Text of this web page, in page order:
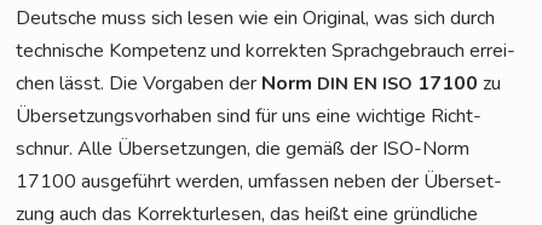
Deut­sche muss sich lesen wie ein Ori­gi­nal, was sich durch
tech­ni­sche Kom­pe­tenz und kor­rek­ten Sprach­ge­brauch errei­
chen lässt. Die Vor­ga­ben der Norm DIN EN ISO 17100 zu
Über­set­zungs­vor­ha­ben sind für uns eine wich­ti­ge Richt­
schnur. Alle Über­set­zun­gen, die gemäß der ISO-Norm
17100 aus­ge­führt wer­den, umfas­sen neben der Über­set­
zung auch das Kor­rek­tur­le­sen, das heißt eine gründ­li­che